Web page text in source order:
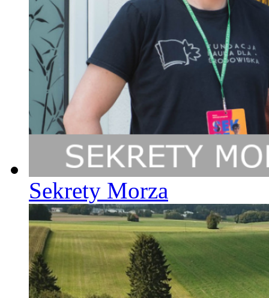
Sekrety Morza